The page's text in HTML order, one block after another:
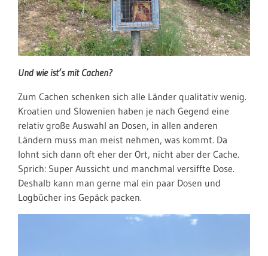
Und wie ist’s mit Cachen?
Zum Cachen schenken sich alle Länder qualitativ wenig.
Kroatien und Slowenien haben je nach Gegend eine
relativ große Auswahl an Dosen, in allen anderen
Ländern muss man meist nehmen, was kommt. Da
lohnt sich dann oft eher der Ort, nicht aber der Cache.
Sprich: Super Aussicht und manchmal versiffte Dose.
Deshalb kann man gerne mal ein paar Dosen und
Logbücher ins Gepäck packen.